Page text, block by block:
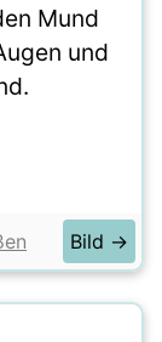
Mund
und
Bild →